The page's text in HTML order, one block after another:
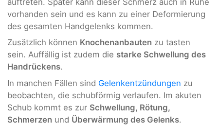
auftreten. Später kann dieser Schmerz auch in Ruhe
vorhanden sein und es kann zu einer Deformierung
des gesamten Handgelenks kommen.
Zusätzlich können Knochenanbauten zu tasten
sein. Auffällig ist zudem die starke Schwellung des
Handrückens.
In manchen Fällen sind Gelenkentzündungen zu
beobachten, die schubförmig verlaufen. Im akuten
Schub kommt es zur Schwellung, Rötung,
Schmerzen und Überwärmung des Gelenks.